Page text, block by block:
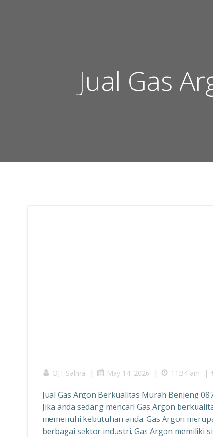
Jual Gas
OJT Salma | May 14, 2026 | 11:34 am |
Jual Gas Argon Berkualitas Murah Benjeng
Jika anda sedang mencari Gas Argon
memenuhi kebutuhan anda. Gas Argon
berbagai sektor industri. Gas Argon memiliki